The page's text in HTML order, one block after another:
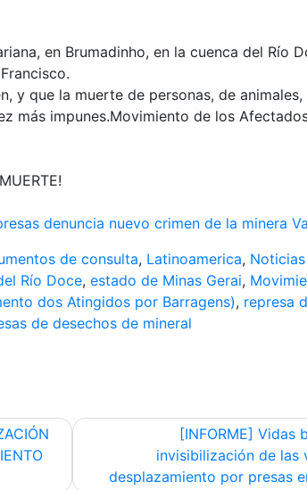
en Brumadinho, en la cuenca del Río
y que la muerte de personas, de
más impunes.Movimiento de los
denuncia nuevo crimen de la minera
de consulta, Latinoamerica, Noticias
Río Doce, estado de Minas Gerai,
dos Atingidos por Barragens), represa
de desechos de mineral
[INFORME] Vidas
invisibilización de las
desplazamiento por presas